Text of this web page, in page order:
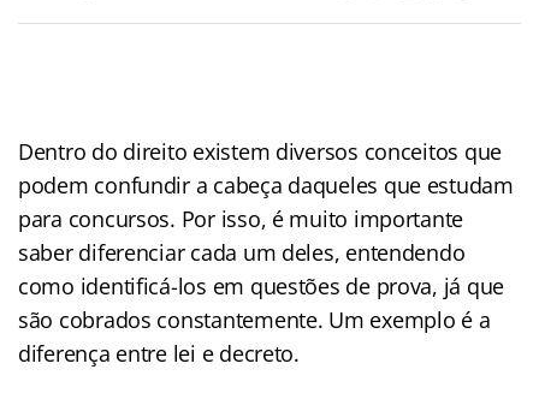
Dentro do direito existem diversos conceitos que
podem confundir a cabeça daqueles que estudam
para concursos. Por isso, é muito importante
saber diferenciar cada um deles, entendendo
como identificá-los em questões de prova, já que
são cobrados constantemente. Um exemplo é a
diferença entre lei e decreto.